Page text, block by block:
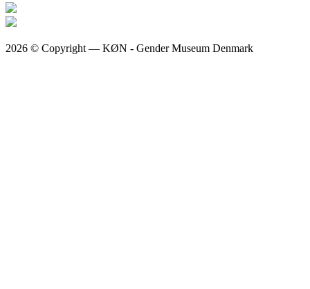
2026 © Copyright — KØN - Gender Museum Denmark